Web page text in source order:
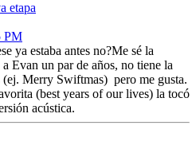
etapa
PM
ya estaba antes no?Me sé la
Evan un par de años, no tiene la
Merry Swiftmas) pero me gusta.
(best years of our lives) la tocó
acústica.